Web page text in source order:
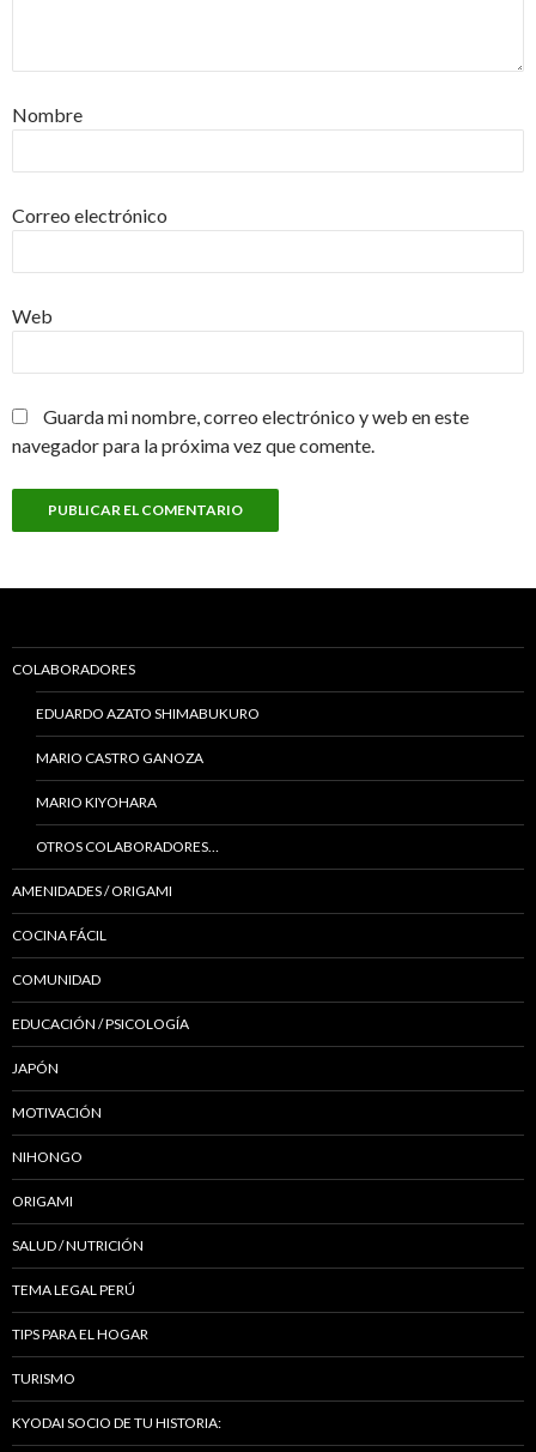
Nombre
Correo electrónico
Web
Guarda mi nombre, correo electrónico y web en este
navegador para la próxima vez que comente.
COLABORADORES
EDUARDO AZATO SHIMABUKURO
MARIO CASTRO GANOZA
MARIO KIYOHARA
OTROS COLABORADORES…
AMENIDADES / ORIGAMI
COCINA FÁCIL
COMUNIDAD
EDUCACIÓN / PSICOLOGÍA
JAPÓN
MOTIVACIÓN
NIHONGO
ORIGAMI
SALUD / NUTRICIÓN
TEMA LEGAL PERÚ
TIPS PARA EL HOGAR
TURISMO
KYODAI SOCIO DE TU HISTORIA: